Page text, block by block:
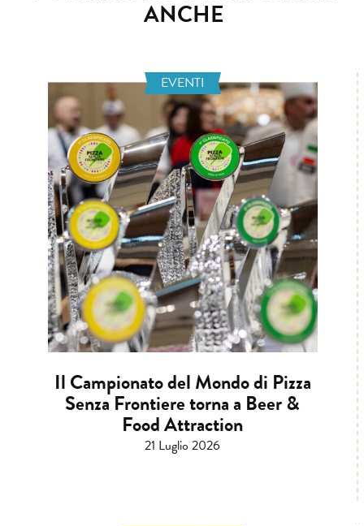
ANCHE
EVENTI
Il Campionato del Mondo di Pizza
Senza Frontiere torna a Beer &
Food Attraction
21 Luglio 2026